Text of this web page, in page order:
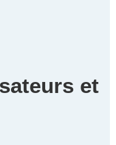
et